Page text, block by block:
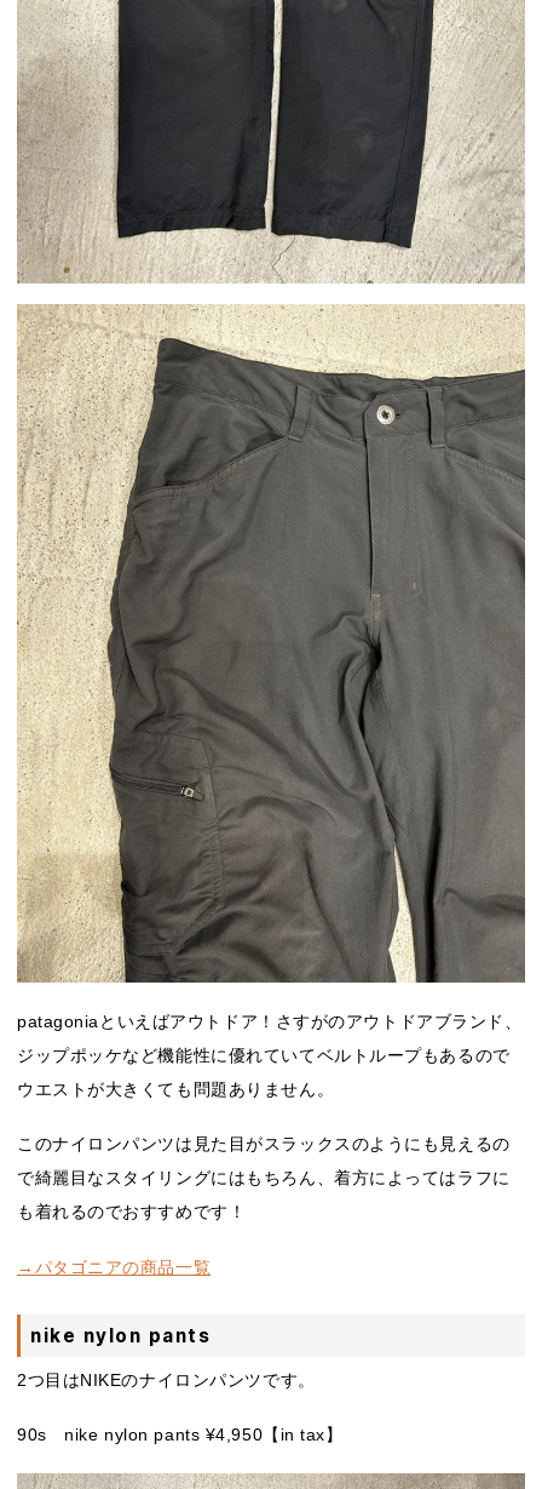
patagoniaといえばアウトドア！さすがのアウトドアブランド、
ジップポッケなど機能性に優れていてベルトループもあるので
ウエストが大きくても問題ありません。
このナイロンパンツは見た目がスラックスのようにも見えるの
で綺麗目なスタイリングにはもちろん、着方によってはラフに
も着れるのでおすすめです！
→パタゴニアの商品一覧
nike nylon pants
2つ目はNIKEのナイロンパンツです。
90s nike nylon pants ¥4,950【in tax】